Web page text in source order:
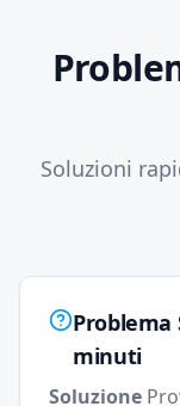
Soluzioni
Problema
minuti
Soluzione